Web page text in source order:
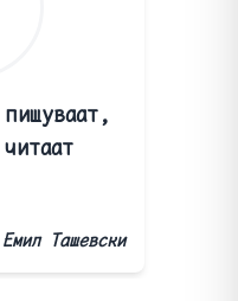
Емил Ташевски